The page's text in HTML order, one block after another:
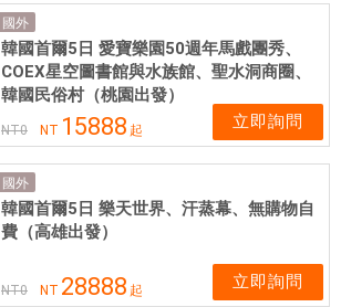
程
愛
票
國外
韓國首爾5日 愛寶樂園50週年馬戲團秀、
COEX星空圖書館與水族館、聖水洞商圈、
韓國民俗村（桃園出發）
NT0 NT 15888 起 立即詢問
國外
韓國首爾5日 樂天世界、汗蒸幕、無購物自
費（高雄出發）
NT0 NT 28888 起 立即詢問